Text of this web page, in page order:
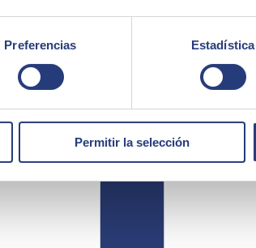
Preferencias Estadística
Permitir la selección